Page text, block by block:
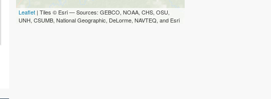
Leaflet | Tiles © Esri — Sources: GEBCO, NOAA, CHS, OSU,
UNH, CSUMB, National Geographic, DeLorme, NAVTEQ, and Esri